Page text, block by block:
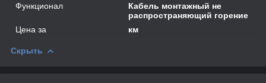
Функционал
Кабель монтажный не
распространяющий горение
Цена за
км
Скрыть